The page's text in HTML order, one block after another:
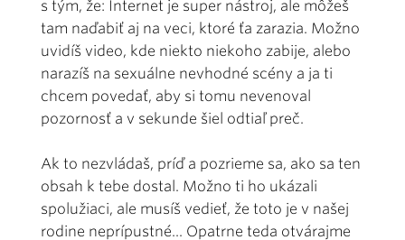
s tým, že: Internet je super nástroj, ale môžeš
tam naďabiť aj na veci, ktoré ťa zarazia. Možno
uvidíš video, kde niekto niekoho zabije, alebo
narazíš na sexuálne nevhodné scény a ja ti
chcem povedať, aby si tomu nevenoval
pozornosť a v sekunde šiel odtiaľ preč.
Ak to nezvládaš, príď a pozrieme sa, ako sa ten
obsah k tebe dostal. Možno ti ho ukázali
spolužiaci, ale musíš vedieť, že toto je v našej
rodine neprípustné... Opatrne teda otvárajme